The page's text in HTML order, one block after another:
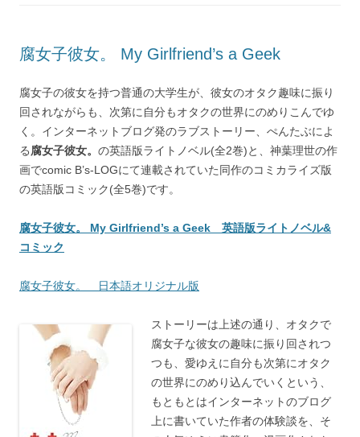
腐女子彼女。 My Girlfriend’s a Geek
腐女子の彼女を持つ普通の大学生が、彼女のオタク趣味に振り
回されながらも、次第に自分もオタクの世界にのめりこんでゆ
く。インターネットブログ発のラブストーリー、ぺんたぶによ
る腐女子彼女。 の英語版ライトノベル(全2巻)と、神葉理世の作
画でcomic B’s-LOGにて連載されていた同作のコミカライズ版
の英語版コミック(全5巻)です。
腐女子彼女。 My Girlfriend’s a Geek 英語版ライトノベル&
コミック
腐女子彼女。 日本語オリジナル版
ストーリーは上述の通り、オタクで
腐女子な彼女の趣味に振り回されつ
つも、愛ゆえに自分も次第にオタク
の世界にのめり込んでいくという、
もともとはインターネットのブログ
上に書いていた作者の体験談を、そ